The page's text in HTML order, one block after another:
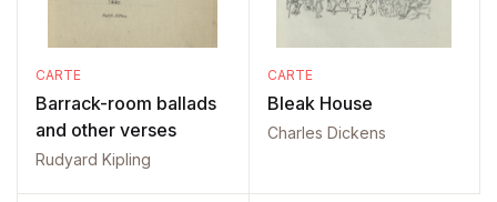
CARTE
Barrack-room ballads
and other verses
Rudyard Kipling
CARTE
Bleak House
Charles Dickens